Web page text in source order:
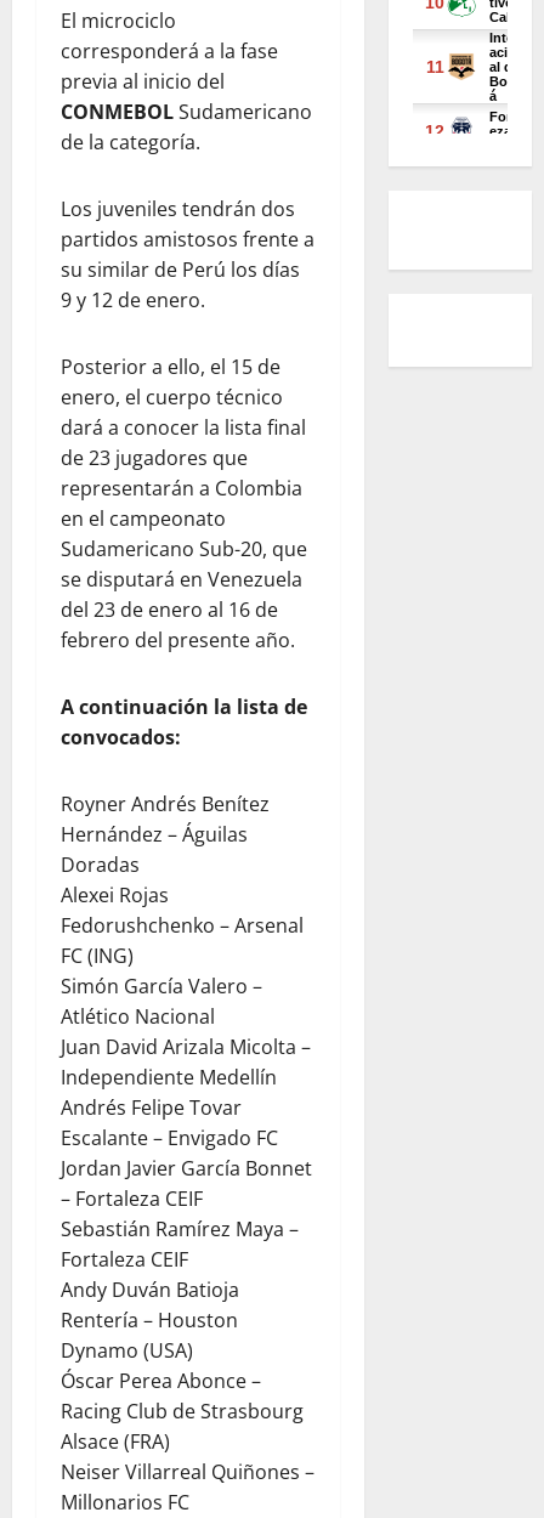
El microciclo
corresponderá a la fase
previa al inicio del
CONMEBOLSudamericano
de la categoría.
Los juveniles tendrán dos
partidos amistosos frente a
su similar de Perú los días
9 y 12 de enero.
Posterior a ello, el 15 de
enero, el cuerpo técnico
dará a conocer la lista final
de 23 jugadores que
representarán a Colombia
en el campeonato
Sudamericano Sub-20, que
se disputará en Venezuela
del 23 de enero al 16 de
febrero del presente año.
A continuación la lista de
convocados:
Royner Andrés Benítez
Hernández – Águilas
Doradas
Alexei Rojas
Fedorushchenko – Arsenal
FC (ING)
Simón García Valero –
Atlético Nacional
Juan David Arizala Micolta –
Independiente Medellín
Andrés Felipe Tovar
Escalante – Envigado FC
Jordan Javier García Bonnet
– Fortaleza CEIF
Sebastián Ramírez Maya –
Fortaleza CEIF
Andy Duván Batioja
Rentería – Houston
Dynamo (USA)
Óscar Perea Abonce –
Racing Club de Strasbourg
Alsace (FRA)
Neiser Villarreal Quiñones –
Millonarios FC